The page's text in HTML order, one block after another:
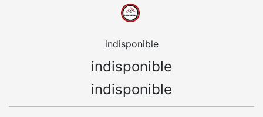
indisponible
indisponible
indisponible